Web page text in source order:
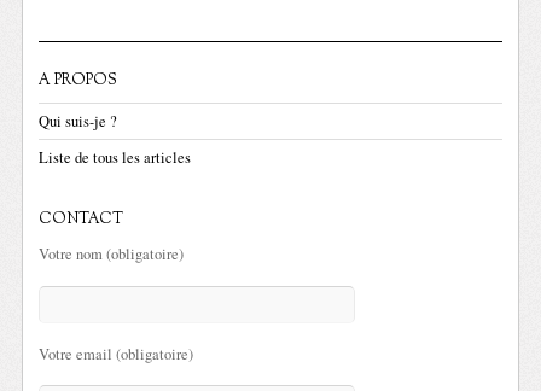
A PROPOS
Qui suis-je ?
Liste de tous les articles
CONTACT
Votre nom (obligatoire)
Votre email (obligatoire)